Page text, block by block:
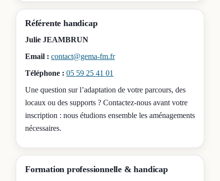
Référente handicap
Julie JEAMBRUN
Email : contact@gema-fm.fr
Téléphone : 05 59 25 41 01
Une question sur l’adaptation de votre parcours, des
locaux ou des supports ? Contactez-nous avant votre
inscription : nous étudions ensemble les aménagements
nécessaires.
Formation professionnelle & handicap